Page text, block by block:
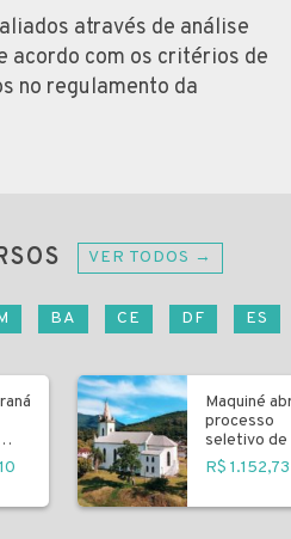
através de análise
acordo com os critérios de
no regulamento da
VER TODOS →
BA CE DF ES
Maquiné
processo
seletivo de
R$ 1.152,73